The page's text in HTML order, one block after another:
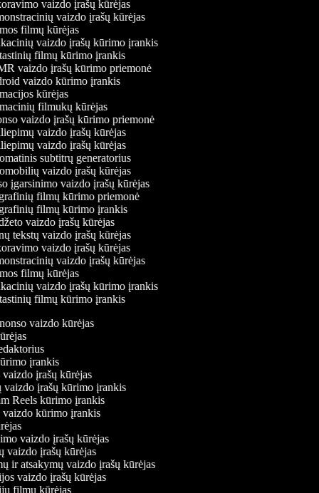
vaizdo įrašų kūrėjas
vaizdo įrašų kūrėjas
filmų kūrėjas
vaizdo įrašų kūrimo įrankis
filmų kūrimo įrankis
vaizdo įrašų kūrimo priemonė
vaizdo kūrimo įrankis
kūrėjas
filmukų kūrėjas
vaizdo įrašų kūrimo priemonė
vaizdo įrašų kūrėjas
vaizdo įrašų kūrėjas
subtitrų generatorius
vaizdo įrašų kūrėjas
įgarsinimo vaizdo įrašų kūrėjas
filmų kūrimo priemonė
filmų kūrimo įrankis
vaizdo įrašų kūrėjas
tekstų vaizdo įrašų kūrėjas
vaizdo įrašų kūrėjas
vaizdo įrašų kūrėjas
filmų kūrėjas
vaizdo įrašų kūrimo įrankis
filmų kūrimo įrankis
vaizdo kūrėjas
įrankis
vaizdo įrašų kūrėjas
vaizdo įrašų kūrimo įrankis
Reels kūrimo įrankis
vaizdo kūrimo įrankis
vaizdo įrašų kūrėjas
vaizdo įrašų kūrėjas
ir atsakymų vaizdo įrašų kūrėjas
vaizdo įrašų kūrėjas
filmų kūrėjas